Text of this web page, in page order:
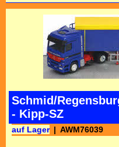
Schmid/
- Kipp-SZ
auf Lager AWM76039